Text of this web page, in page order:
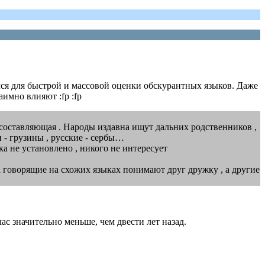
для быстрой и массовой оценки обскурантных языков. Даже
влияют :fp :fp
. Народы издавна ищут дальних родственников ,
- грузины , русские - сербы…
не установлено , никого не интересует
говорящие на схожих языках понимают друг дружку , а другие
значительно меньше, чем двести лет назад.